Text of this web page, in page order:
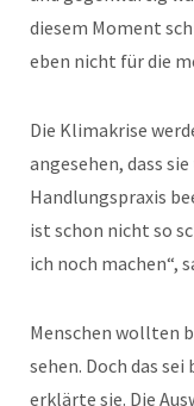
diesem Moment
eben nicht für die
Die Klimakrise
angesehen, dass
Handlungspraxis
ist schon nicht so
ich noch machen“,
Menschen wollten
sehen. Doch das
erklärte sie. Die